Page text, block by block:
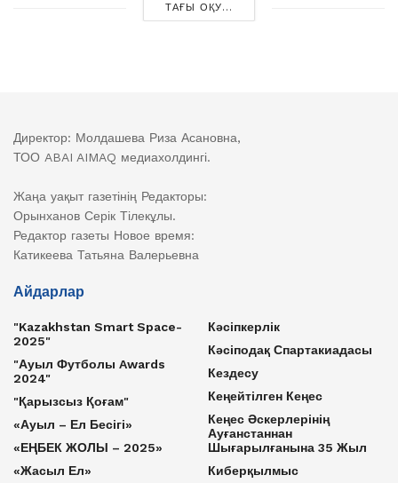
ТАҒЫ ОҚУ...
Директор: Молдашева Риза Асановна,
ТОО ABAI AIMAQ медиахолдингі.
Жаңа уақыт газетінің Редакторы:
Орынханов Серік Тілекұлы.
Редактор газеты Новое время:
Катикеева Татьяна Валерьевна
Айдарлар
"Kazakhstan Smart Space-
2025"
"Ауыл Футболы Awards
2024"
"Қарызсыз Қоғам"
«Ауыл – Ел Бесігі»
«ЕҢБЕК ЖОЛЫ – 2025»
«Жасыл Ел»
Кәсіпкерлік
Кәсіподақ Спартакиадасы
Кездесу
Кеңейтілген Кеңес
Кеңес Әскерлерінің
Ауғанстаннан
Шығарылғанына 35 Жыл
Киберқылмыс